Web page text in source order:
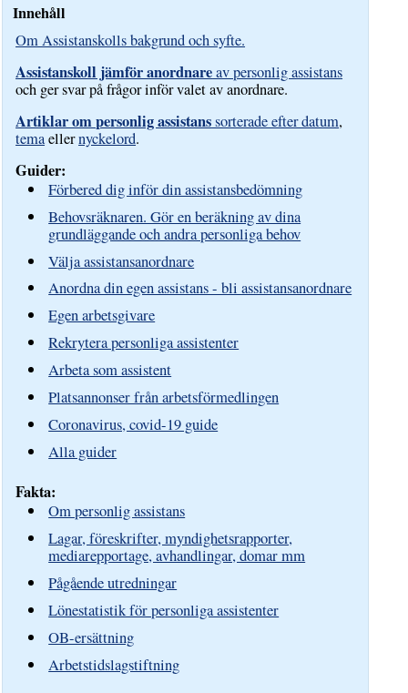
Innehåll
Om Assistanskolls bakgrund och syfte.
Assistanskoll jämför anordnareav personlig assistans
och ger svar på frågor inför valet av anordnare.
Artiklar om personlig assistanssorterade efter datum,
temaellernyckelord.
Guider:
Förbered dig inför din assistansbedömning
Behovsräknaren. Gör en beräkning av dina
grundläggande och andra personliga behov
Välja assistansanordnare
Anordna din egen assistans - bli assistansanordnare
Egen arbetsgivare
Rekrytera personliga assistenter
Arbeta som assistent
Platsannonser från arbetsförmedlingen
Coronavirus, covid-19 guide
Alla guider
Fakta:
Om personlig assistans
Lagar, föreskrifter, myndighetsrapporter,
mediarepportage, avhandlingar, domar mm
Pågående utredningar
Lönestatistik för personliga assistenter
OB-ersättning
Arbetstidslagstiftning